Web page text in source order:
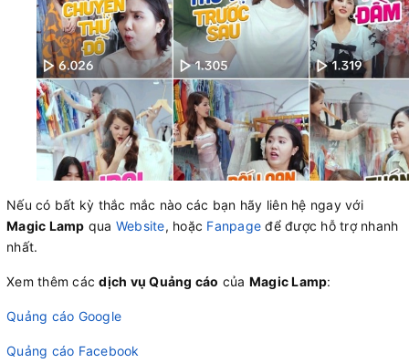
Nếu có bất kỳ thắc mắc nào các bạn hãy liên hệ ngay với
Magic Lamp qua Website, hoặc Fanpageđể được hỗ trợ nhanh
nhất.
Xem thêm cácdịch vụ Quảng cáo của Magic Lamp:
Quảng cáo Google
Quảng cáo Facebook